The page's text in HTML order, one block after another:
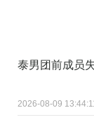
泰男团前成员
2026-08-09